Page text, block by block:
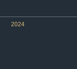
2024